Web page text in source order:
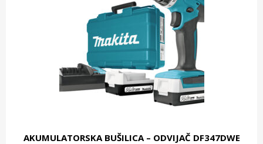
AKUMULATORSKA BUŠILICA – ODVIJAČ DF347DWE